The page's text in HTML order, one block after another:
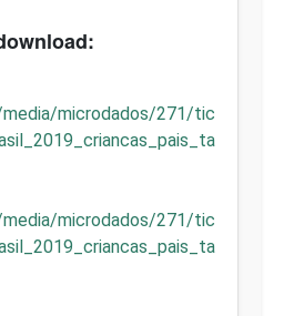
microdados/271/tic
microdados/271/tic